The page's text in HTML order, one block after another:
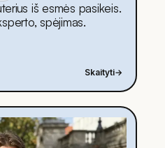
iš esmės pasikeis.
spėjimas.
Skaityti→